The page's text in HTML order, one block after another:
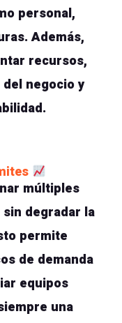
personal,
Además,
recursos,
negocio y
múltiples
degradar la
permite
de demanda
equipos
una